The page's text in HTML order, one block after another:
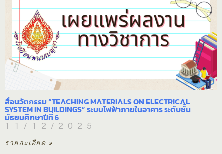
สื่อนวัตกรรม “TEACHING MATERIALS ON ELECTRICAL
SYSTEM IN BUILDINGS” ระบบไฟฟ้าภายในอาคาร ระดับชั้น
มัธยมศึกษาปีที่ 6
11/12/2025
รายละเอียด »